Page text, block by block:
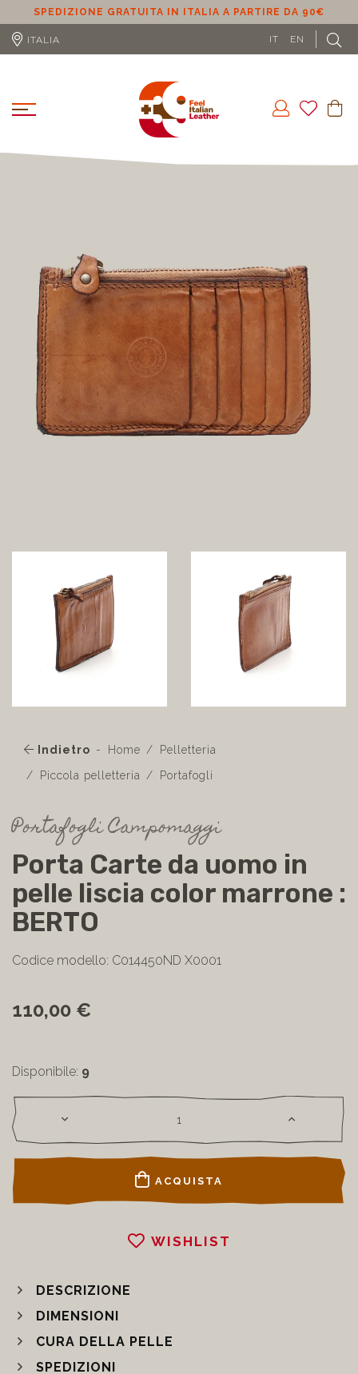
SPEDIZIONE GRATUITA IN ITALIA A PARTIRE DA 90€
ITALIA IT EN
Indietro Home
Pelletteria
Piccola pelletteria
Portafogli
Portafogli Campomaggi
Porta Carte da uomo in
pelle liscia color marrone :
BERTO
Codice modello: C014450ND X0001
110,00 €
Disponibile: 9
ACQUISTA
WISHLIST
DESCRIZIONE
DIMENSIONI
CURA DELLA PELLE
SPEDIZIONI